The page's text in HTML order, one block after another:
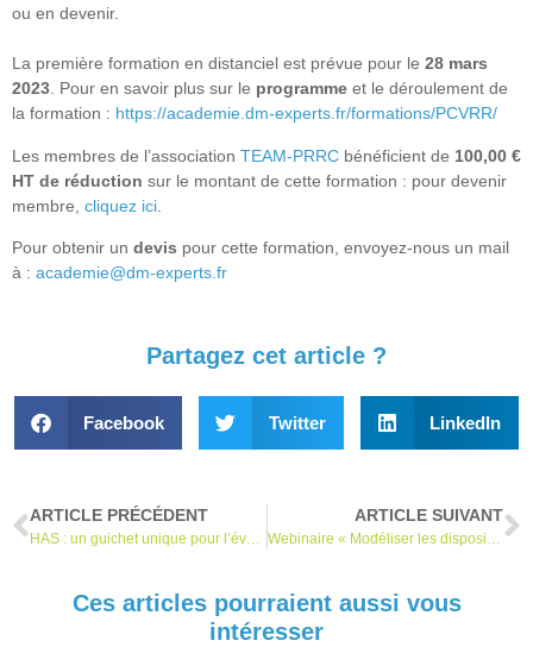
ou en devenir.
La première formation en distanciel est prévue pour le 28 mars
2023 . Pour en savoir plus sur le programme et le déroulement de
la formation : https://academie.dm-experts.fr/formations/PCVRR/
Les membres de l’association TEAM-PRRC bénéficient de 100,00 €
HT de réduction sur le montant de cette formation : pour devenir
membre, cliquez ici
Pour obtenir un devis pour cette formation, envoyez-nous un mail
à : academie@dm-experts.fr
Partagez cet article ?
Facebook Twitter LinkedIn
ARTICLE PRÉCÉDENT
HAS : un guichet unique pour l’évaluation des DM numériques
ARTICLE SUIVANT
Webinaire « Modéliser les dispositifs médicaux » le 19 janvier 2023
Ces articles pourraient aussi vous
intéresser